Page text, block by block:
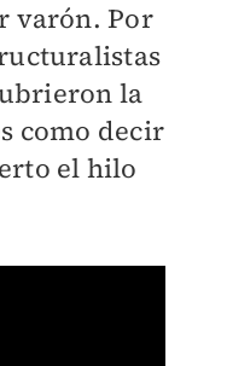
varón. Por
la
como decir
el hilo